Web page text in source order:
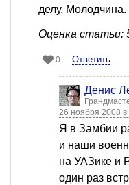
делу. Молодчина.
Оценка статьи:
0 Ответить
Денис
26 ноября 2008 в
Я в Замбии
и наши
на УАЗике и
один раз